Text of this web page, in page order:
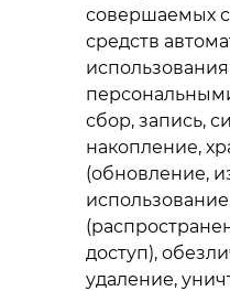
совершаемых
средств
использования
сбор, запись,
накопление,
(обновление,
доступ),
удаление,